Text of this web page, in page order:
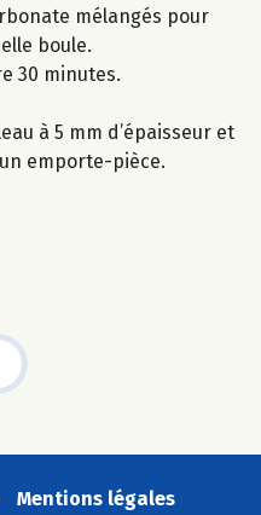
mélangés pour
boule.
30 minutes.
à 5 mm d’épaisseur et
emporte-pièce.
Mentions légales